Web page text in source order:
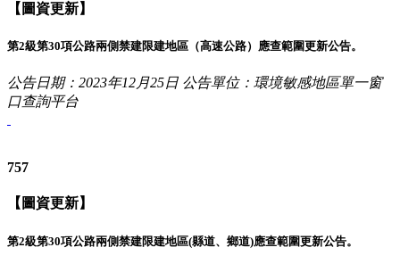
【圖資更新】
第2級第30項公路兩側禁建限建地區（高速公路）應查範圍更新公告。
公告日期：2023年12月25日 公告單位：環境敏感地區單一窗
口查詢平台
757
【圖資更新】
第2級第30項公路兩側禁建限建地區(縣道、鄉道)應查範圍更新公告。